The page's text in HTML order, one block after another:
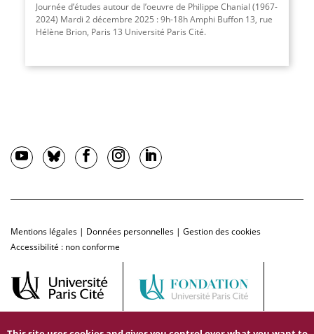
Journée d’études autour de l’oeuvre de Philippe Chanial (1967-
2024) Mardi 2 décembre 2025 : 9h-18h Amphi Buffon 13, rue
Hélène Brion, Paris 13 Université Paris Cité.
Mentions légales | Données personnelles | Gestion des cookies
Accessibilité : non conforme